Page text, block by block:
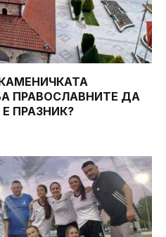
ПРАВОСЛАВНИТЕ ДА
ПРАЗНИК?